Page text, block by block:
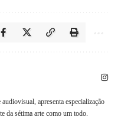
apresenta especialização
da sétima arte como um todo.